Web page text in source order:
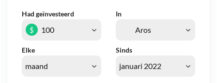
Had geïnvesteerd In
Elke Sinds
$